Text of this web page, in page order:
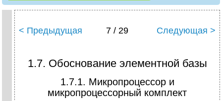
< Предыдущая 7 / 29 Следующая >
1.7. Обоснование элементной базы
1.7.1. Микропроцессор и
микропроцессорный комплект